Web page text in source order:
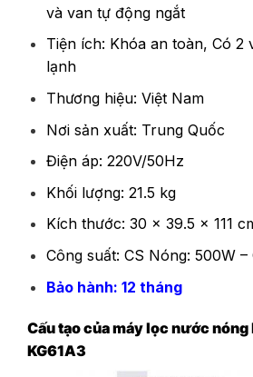
và van tự động ngắt
Tiện ích: Khóa an toàn, Có 2
lạnh
Thương hiệu: Việt Nam
Nơi sản xuất: Trung Quốc
Điện áp: 220V/50Hz
Khối lượng: 21.5 kg
Kích thước: 30 x 39.5 x 111
Công suất: CS Nóng: 500W –
Bảo hành: 12 tháng
Cấu tạo của máy lọc nước nóng
KG61A3